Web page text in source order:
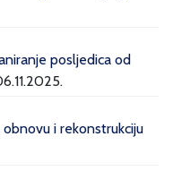
posljedica od
i rekonstrukciju